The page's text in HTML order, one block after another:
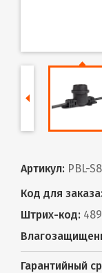
Артикул: PBL-
Код для заказа:
Штрих-код:
Гарантийный